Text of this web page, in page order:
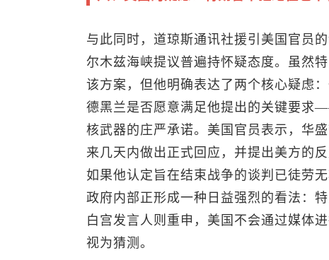
与此同时，道琼斯通讯社援引美国官员
尔木兹海峡提议普遍持怀疑态度。虽然
该方案，但他明确表达了两个核心疑虑
德黑兰是否愿意满足他提出的关键要求
核武器的庄严承诺。美国官员表示，华
来几天内做出正式回应，并提出美方的
如果他认定旨在结束战争的谈判已徒劳
政府内部正形成一种日益强烈的看法：
白宫发言人则重申，美国不会通过媒体
视为猜测。